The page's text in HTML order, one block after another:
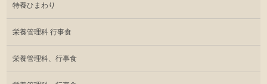
特養ひまわり
栄養管理科 行事食
栄養管理科、行事食